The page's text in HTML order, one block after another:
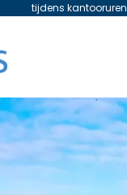
tijdens